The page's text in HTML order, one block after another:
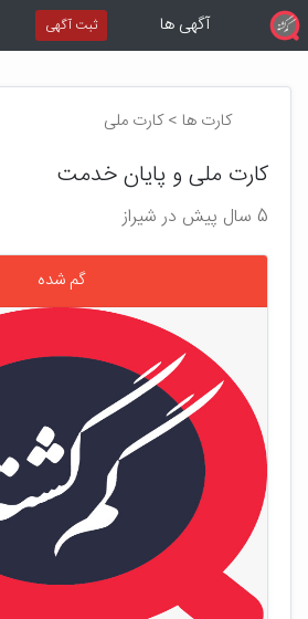
آگهی ها ثبت آگهی
کارت ها > کارت ملی
کارت ملی و پایان خدمت
5 سال پیش در شیراز
گم شده